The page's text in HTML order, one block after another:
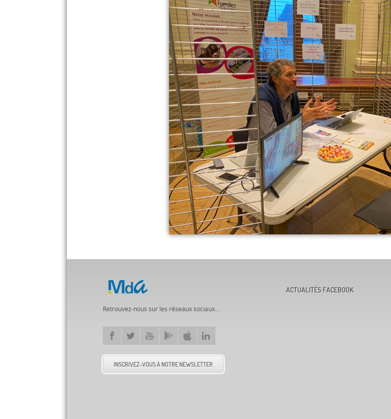
Retrouvez-nous sur les réseaux sociaux...
INSCRIVEZ-VOUS À NOTRE NEWSLETTER
ACTUALITÉS FACEBOOK